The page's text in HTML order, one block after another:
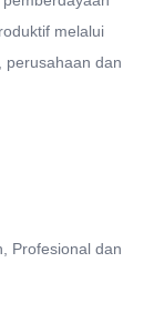
melalui
perusahaan dan
Profesional dan